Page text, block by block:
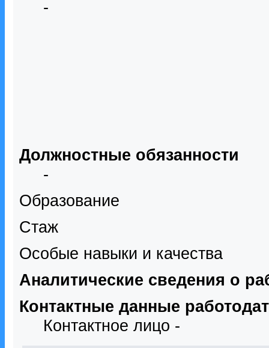
-
Должностные обязанности
-
Образование
Стаж
Особые навыки и качества
Аналитические сведения о
Контактные данные
Контактное лицо -